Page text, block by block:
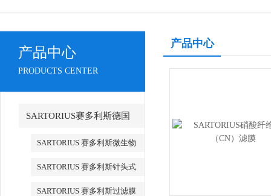
产品中心
PRODUCTS CENTER
SARTORIUS赛多利斯德国
SARTORIUS 赛多利斯微生物
SARTORIUS 赛多利斯针头式
SARTORIUS 赛多利斯过滤膜
产品中心